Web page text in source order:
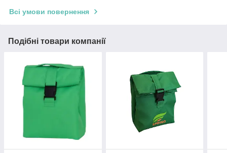
Всі умови повернення
Подібні товари компанії